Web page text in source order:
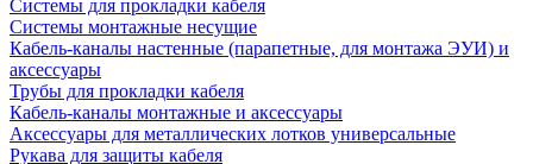
Системы для прокладки кабеля
Системы монтажные несущие
Кабель-каналы настенные (парапетные, для монтажа ЭУИ) и
аксессуары
Трубы для прокладки кабеля
Кабель-каналы монтажные и аксессуары
Аксессуары для металлических лотков универсальные
Рукава для защиты кабеля